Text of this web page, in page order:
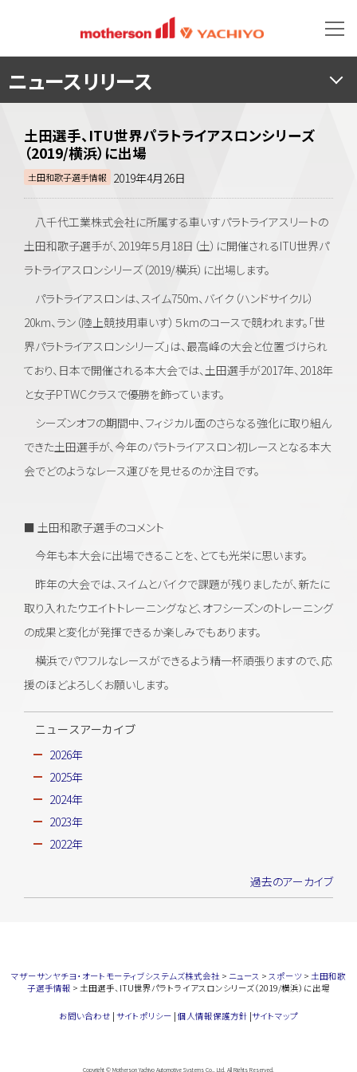
ニュースリリース
土田選手、ITU世界パラトライアスロンシリーズ
（2019/横浜）に出場
土田和歌子選手情報 2019年4月26日
八千代工業株式会社に所属する車いすパラトライアスリートの
土田和歌子選手が、2019年５月18日（土）に開催されるITU世界パ
ラトライアスロンシリーズ（2019/横浜）に出場します。
パラトライアスロンは、スイム750m、バイク（ハンドサイクル）
20km、ラン（陸上競技用車いす）５kmのコースで競われます。「世
界パラトライアスロンシリーズ」は、最高峰の大会と位置づけられ
ており、日本で開催される本大会では、土田選手が2017年、2018年
と女子PTWCクラスで優勝を飾っています。
シーズンオフの期間中、フィジカル面のさらなる強化に取り組ん
できた土田選手が、今年のパラトライアスロン初レースとなる本大
会でどのようなレース運びを見せるのか注目です。
■ 土田和歌子選手のコメント
今年も本大会に出場できることを、とても光栄に思います。
昨年の大会では、スイムとバイクで課題が残りましたが、新たに
取り入れたウエイトトレーニングなど、オフシーズンのトレーニング
の成果と変化が発揮できるか楽しみでもあります。
横浜でパワフルなレースができるよう精一杯頑張りますので、応
援のほどよろしくお願いします。
ニュースアーカイブ
2026年
2025年
2024年
2023年
2022年
過去のアーカイブ
マザーサンヤチヨ・オートモーティブシステムズ株式会社 > ニュース > スポーツ > 土田和歌
子選手情報 > 土田選手、ITU世界パラトライアスロンシリーズ（2019/横浜）に出場
お問い合わせ | サイトポリシー |個人情報保護方針 |サイトマップ
Copyright © Motherson Yachiyo Automotive Systems Co., Ltd. All Rights Reserved.